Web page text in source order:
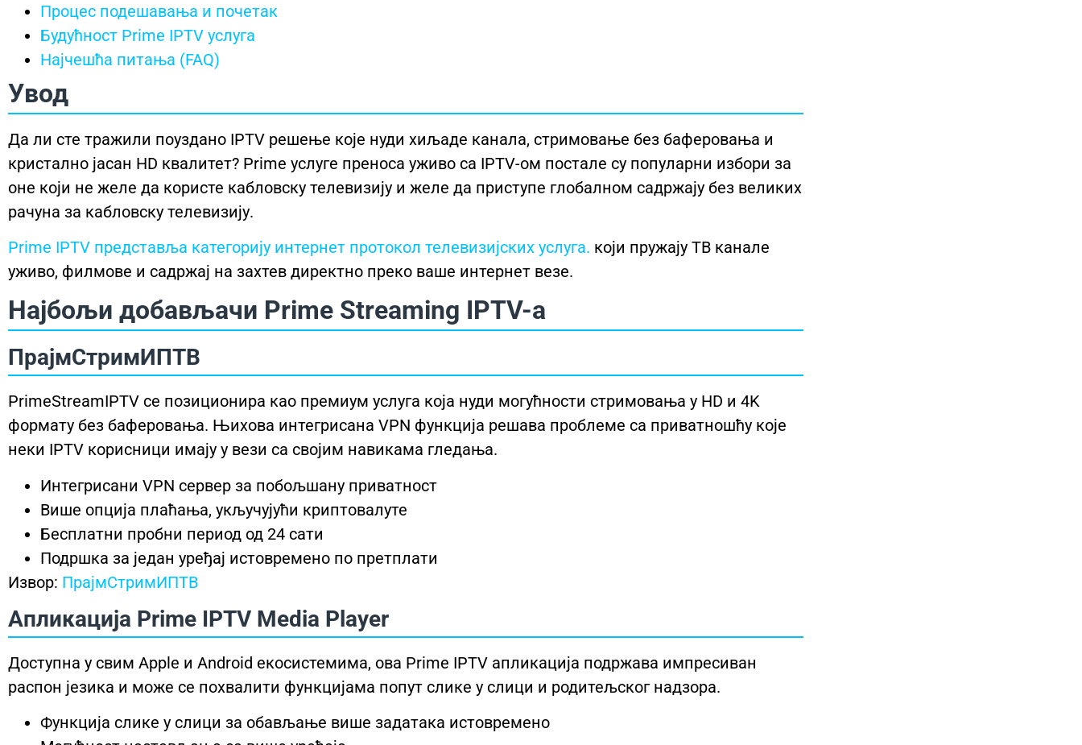
Процес подешавања и почетак
Будућност Prime IPTV услуга
Најчешћа питања (FAQ)
Увод
Да ли сте тражили поуздано IPTV решење које нуди хиљаде канала, стримовање без баферовања и
кристално јасан HD квалитет? Prime услуге преноса уживо са IPTV-ом постале су популарни избори за
оне који не желе да користе кабловску телевизију и желе да приступе глобалном садржају без великих
рачуна за кабловску телевизију.
Prime IPTV представља категорију интернет протокол телевизијских услуга. који пружају ТВ канале
уживо, филмове и садржај на захтев директно преко ваше интернет везе.
Најбољи добављачи Prime Streaming IPTV-а
ПрајмСтримИПТВ
PrimeStreamIPTV се позиционира као премиум услуга која нуди могућности стримовања у HD и 4K
формату без баферовања. Њихова интегрисана VPN функција решава проблеме са приватношћу које
неки IPTV корисници имају у вези са својим навикама гледања.
Интегрисани VPN сервер за побољшану приватност
Више опција плаћања, укључујући криптовалуте
Бесплатни пробни период од 24 сати
Подршка за један уређај истовремено по претплати
Извор: ПрајмСтримИПТВ
Апликација Prime IPTV Media Player
Доступна у свим Apple и Android екосистемима, ова Prime IPTV апликација подржава импресиван
распон језика и може се похвалити функцијама попут слике у слици и родитељског надзора.
Функција слике у слици за обављање више задатака истовремено